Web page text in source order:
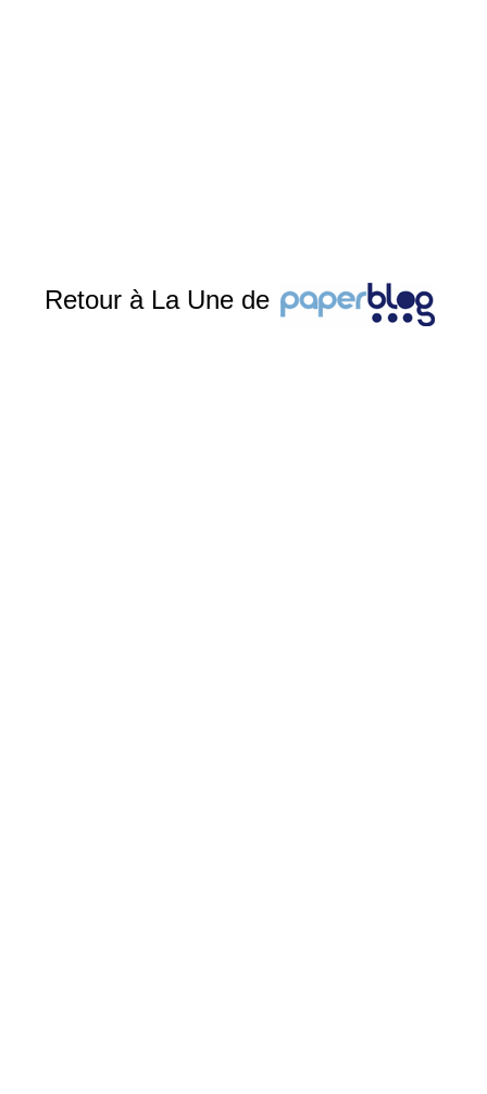
Retour à La Une de